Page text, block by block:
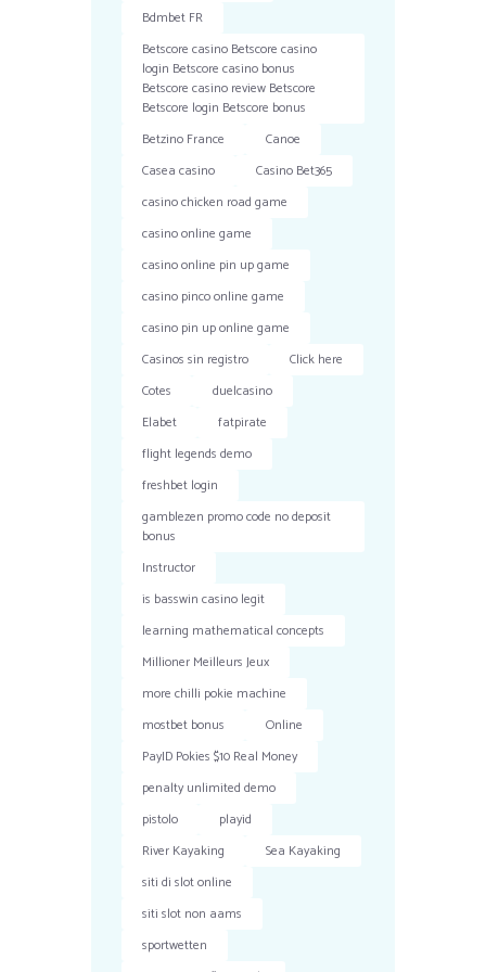
Bdmbet FR
Betscore casino Betscore casino
login Betscore casino bonus
Betscore casino review Betscore
Betscore login Betscore bonus
Betzino France
Canoe
Casea casino
Casino Bet365
casino chicken road game
casino online game
casino online pin up game
casino pinco online game
casino pin up online game
Casinos sin registro
Click here
Cotes
duelcasino
Elabet
fatpirate
flight legends demo
freshbet login
gamblezen promo code no deposit
bonus
Instructor
is basswin casino legit
learning mathematical concepts
Millioner Meilleurs Jeux
more chilli pokie machine
mostbet bonus
Online
PayID Pokies $10 Real Money
penalty unlimited demo
pistolo
playid
River Kayaking
Sea Kayaking
siti di slot online
siti slot non aams
sportwetten